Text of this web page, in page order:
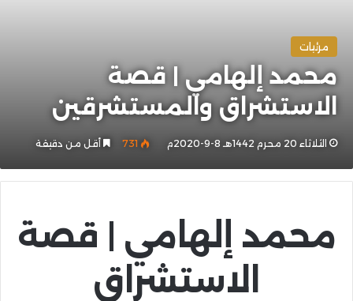
مرئيات
محمد إلهامي | قصة
الاستشراق والمستشرقين
الثلاثاء 20 محرم 1442هـ 8-9-2020م 731 أقل من دقيقة
محمد إلهامي | قصة
الاستشراق